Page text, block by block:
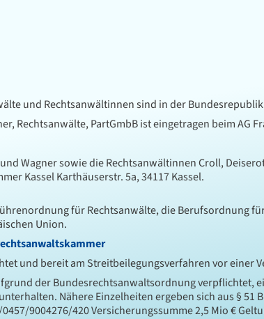
und Rechtsanwältinnen sind in der
Rechtsanwälte, PartGmbB ist eingetragen beim AG
Wagner sowie die Rechtsanwältinnen Croll,
Kassel Karthäuserstr. 5a, 34117 Kassel.
für Rechtsanwälte, die Berufsordnung
Union.
und bereit am Streitbeilegungsverfahren vor
der Bundesrechtsanwaltsordnung
Nähere Einzelheiten ergeben sich aus §
9004276/420 Versicherungssumme 2,5 Mio €